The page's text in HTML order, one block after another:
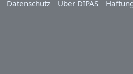
Datenschutz
Über DIPAS